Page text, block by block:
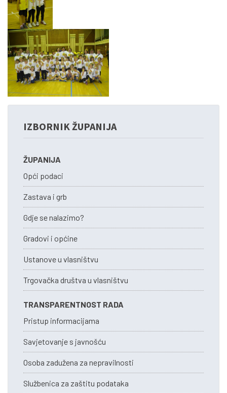
IZBORNIK ŽUPANIJA
ŽUPANIJA
Opći podaci
Zastava i grb
Gdje se nalazimo?
Gradovi i općine
Ustanove u vlasništvu
Trgovačka društva u vlasništvu
TRANSPARENTNOST RADA
Pristup informacijama
Savjetovanje s javnošću
Osoba zadužena za nepravilnosti
Službenica za zaštitu podataka